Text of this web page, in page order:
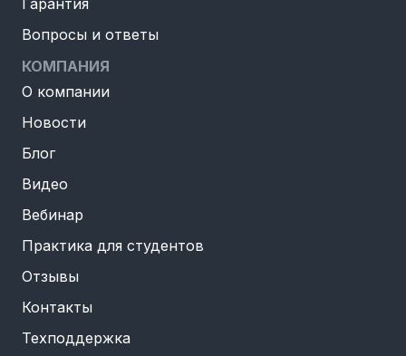
Вопросы и ответы
КОМПАНИЯ
О компании
Новости
Блог
Видео
Вебинар
Практика для студентов
Отзывы
Контакты
Техподдержка